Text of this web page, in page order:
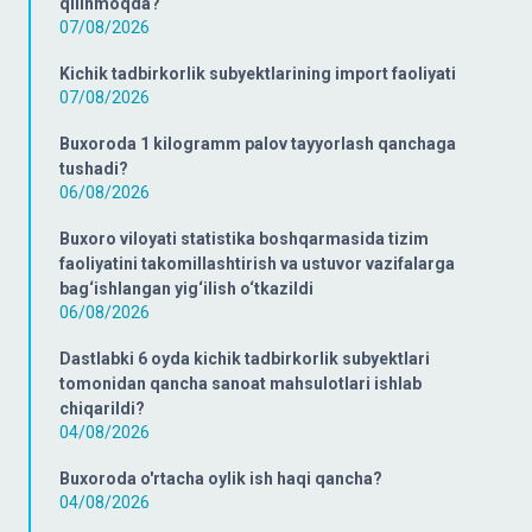
07/08/2026
Kichik tadbirkorlik subyektlarining import faoliyati
07/08/2026
Buxoroda 1 kilogramm palov tayyorlash qanchaga
tushadi?
06/08/2026
Buxoro viloyati statistika boshqarmasida tizim
faoliyatini takomillashtirish va ustuvor vazifalarga
bag‘ishlangan yig‘ilish o‘tkazildi
06/08/2026
Dastlabki 6 oyda kichik tadbirkorlik subyektlari
tomonidan qancha sanoat mahsulotlari ishlab
chiqarildi?
04/08/2026
Buxoroda o'rtacha oylik ish haqi qancha?
04/08/2026